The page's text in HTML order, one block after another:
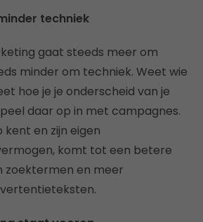
techniek
gaat steeds meer om
minder om techniek. Weet wie
hoe je je onderscheid van je
daar op in met campagnes.
kent en zijn eigen
komt tot een betere
zoektermen en meer